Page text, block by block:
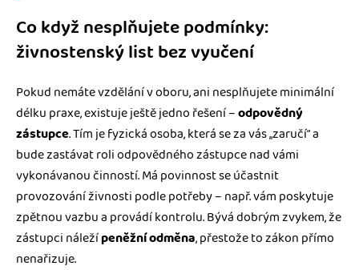
Co když nesplňujete podmínky:
živnostenský list bez vyučení
Pokud nemáte vzdělání v oboru, ani nesplňujete minimální
délku praxe, existuje ještě jedno řešení –odpovědný
zástupce. Tím je fyzická osoba, která se za vás „zaručí“ a
bude zastávat roli odpovědného zástupce nad vámi
vykonávanou činností. Má povinnost se účastnit
provozování živnosti podle potřeby – např. vám poskytuje
zpětnou vazbu a provádí kontrolu. Bývá dobrým zvykem, že
zástupci náležípeněžní odměna, přestože to zákon přímo
nenařizuje.